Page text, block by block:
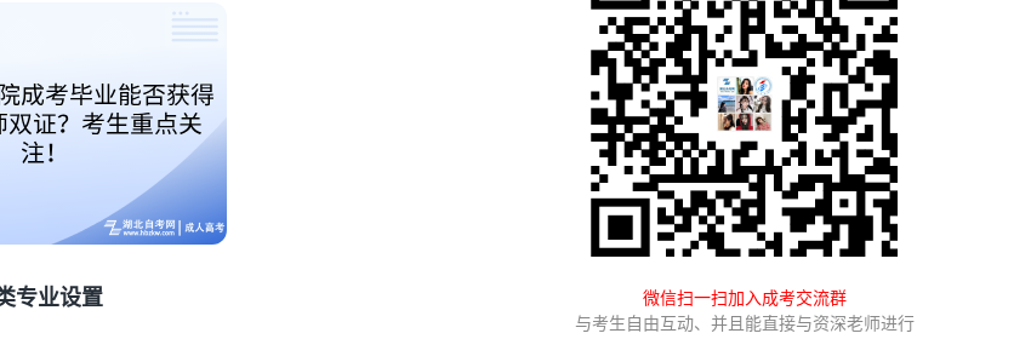
专业设置
微信扫一扫加入成考交流群
与考生自由互动、并且能直接与资深老师进行